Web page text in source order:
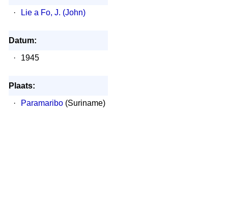
·
Lie a Fo, J. (John)
Datum:
·
1945
Plaats:
·
Paramaribo(Suriname)